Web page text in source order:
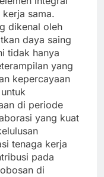
sama.
dikenal oleh
daya saing
tidak hanya
yang
kepercayaan
di periode
yang kuat
tenaga kerja
pada
di